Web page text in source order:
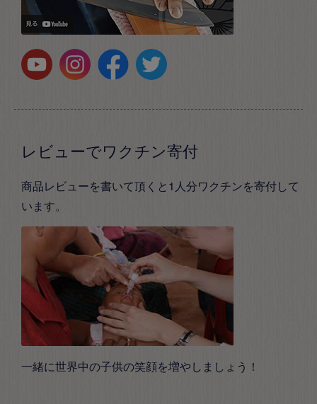
レビューでワクチン寄付
商品レビューを書いて頂くと1人分ワクチンを寄付して
います。
一緒に世界中の子供の笑顔を増やしましょう！